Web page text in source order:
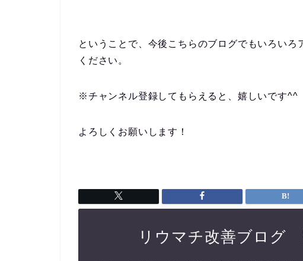
ということで、今後こちらのブログでもいろい
ください。
※チャンネル登録してもらえると、嬉しいです^^
よろしくお願いします！
リウマチ改善ブログ